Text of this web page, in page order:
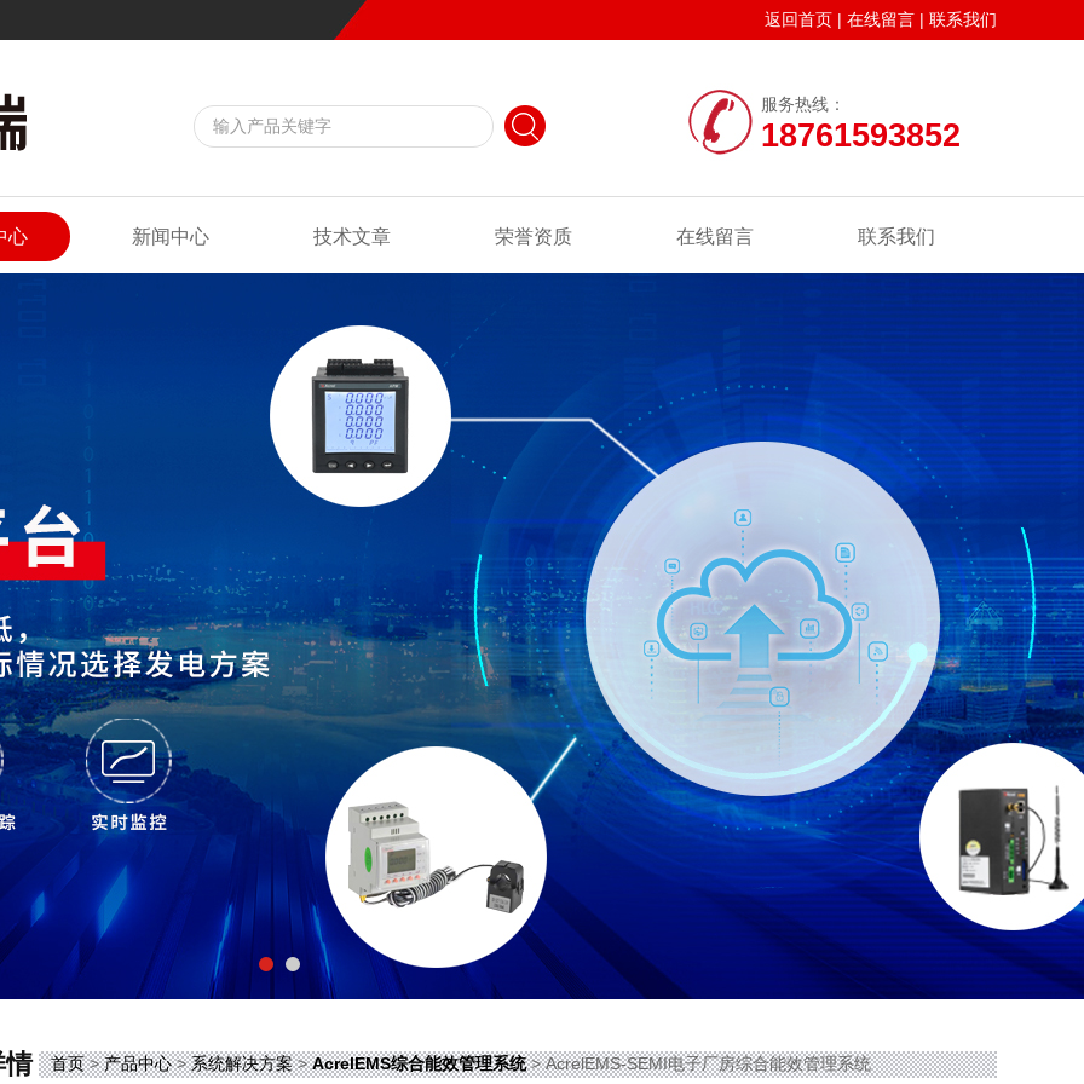
返回首页 | 在线留言 | 联系我们
服务热线：
18761593852
心 新闻中心 技术文章 荣誉资质 在线留言 联系我们
情 首页>产品中心>系统解决方案>AcrelEMS综合能效管理系统> AcrelEMS-SEMI电子厂房综合能效管理系统